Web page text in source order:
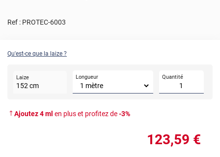
Ref : PROTEC-6003
Qu'est-ce que la laize ?
Laize
152 cm
Longueur Quantité
Ajoutez4ml en plus et profitez de-3%
123,59 €